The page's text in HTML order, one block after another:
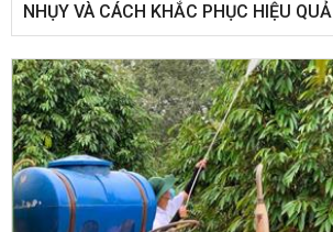
NHỤY VÀ CÁCH KHẮC PHỤC HIỆU QUẢ